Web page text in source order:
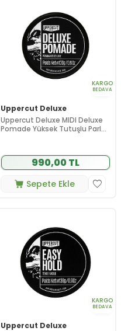
KARGO
BEDAVA
Uppercut Deluxe
Uppercut Deluxe MIDI Deluxe
Pomade Yüksek Tutuşlu Parlak
990,00 TL
Sepete Ekle
KARGO
BEDAVA
Uppercut Deluxe